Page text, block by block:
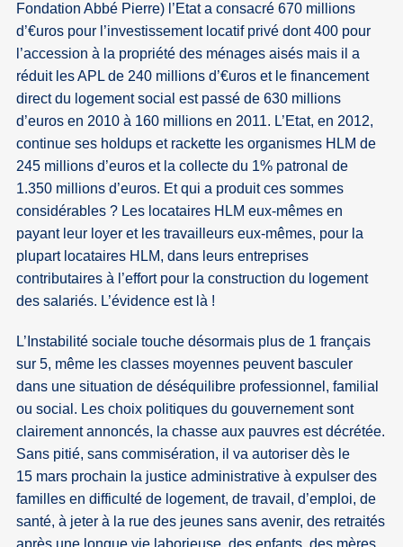
Fondation Abbé Pierre) l’Etat a consacré 670 millions
d’€uros pour l’investissement locatif privé dont 400 pour
l’accession à la propriété des ménages aisés mais il a
réduit les APL de 240 millions d’€uros et le financement
direct du logement social est passé de 630 millions
d’euros en 2010 à 160 millions en 2011. L’Etat, en 2012,
continue ses holdups et rackette les organismes HLM de
245 millions d’euros et la collecte du 1% patronal de
1.350 millions d’euros. Et qui a produit ces sommes
considérables ? Les locataires HLM eux-mêmes en
payant leur loyer et les travailleurs eux-mêmes, pour la
plupart locataires HLM, dans leurs entreprises
contributaires à l’effort pour la construction du logement
des salariés. L’évidence est là !
L’Instabilité sociale touche désormais plus de 1 français
sur 5, même les classes moyennes peuvent basculer
dans une situation de déséquilibre professionnel, familial
ou social. Les choix politiques du gouvernement sont
clairement annoncés, la chasse aux pauvres est décrétée.
Sans pitié, sans commisération, il va autoriser dès le
15 mars prochain la justice administrative à expulser des
familles en difficulté de logement, de travail, d’emploi, de
santé, à jeter à la rue des jeunes sans avenir, des retraités